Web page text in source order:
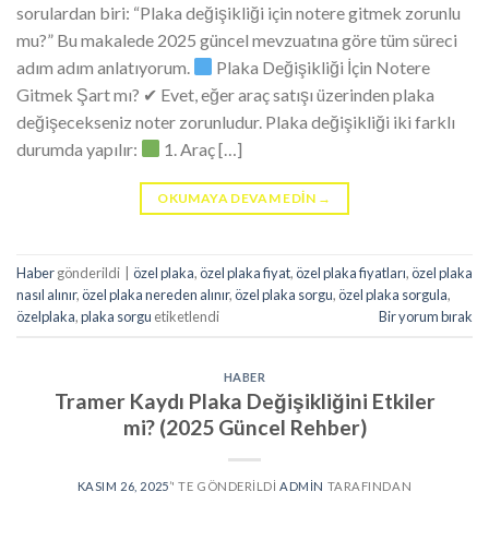
sorulardan biri: “Plaka değişikliği için notere gitmek zorunlu
mu?” Bu makalede 2025 güncel mevzuatına göre tüm süreci
adım adım anlatıyorum.
Plaka Değişikliği İçin Notere
Gitmek Şart mı? ✔ Evet, eğer araç satışı üzerinden plaka
değişecekseniz noter zorunludur. Plaka değişikliği iki farklı
durumda yapılır:
1. Araç […]
OKUMAYA DEVAM EDIN →
Habergönderildi özel plaka,özel plaka fiyat,özel plaka fiyatları,özel plaka
nasıl alınır,özel plaka nereden alınır,özel plaka sorgu,özel plaka sorgula,
özelplaka,plaka sorgu etiketlendi Bir yorum bırak
HABER
Tramer Kaydı Plaka Değişikliğini Etkiler
mi? (2025 Güncel Rehber)
KASIM 26, 2025’' TE GÖNDERILDI ADMIN TARAFINDAN